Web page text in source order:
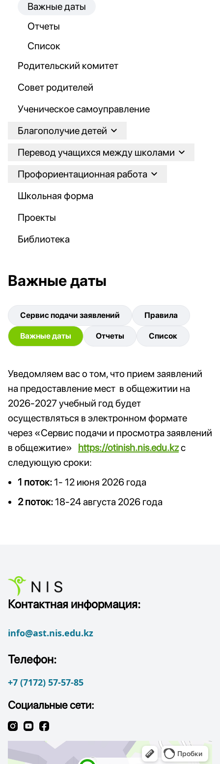
Важные даты
Отчеты
Список
Родительский комитет
Совет родителей
Ученическое самоуправление
Благополучие детей
Перевод учащихся между школами
Профориентационная работа
Школьная форма
Проекты
Библиотека
Важные даты
Сервис подачи заявлений Правила
Важные даты Отчеты Список
Уведомляем вас о том, что прием заявлений
на предоставление мест в общежитии на
2026-2027 учебный год будет
осуществляться в электронном формате
через «Сервис подачи и просмотра заявлений
в общежитие» https://otinish.nis.edu.kzс
следующую сроки:
1 поток: 1- 12 июня 2026 года
2 поток: 18-24 августа 2026 года
Контактная информация:
info@ast.nis.edu.kz
Телефон:
+7 (7172) 57-57-85
Социальные сети: